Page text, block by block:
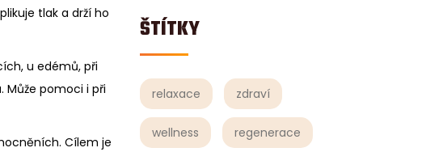
ŠTÍTKY
relaxace zdraví
wellness regenerace
tlak a drží ho
u edémů, při
pomoci i při
Cílem je